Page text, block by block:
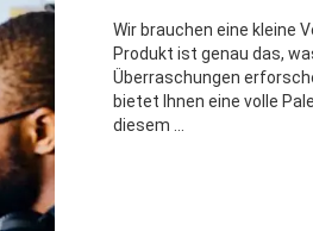
Wir brauchen eine kleine
Produkt ist genau das,
Überraschungen
bietet Ihnen eine volle
diesem ...